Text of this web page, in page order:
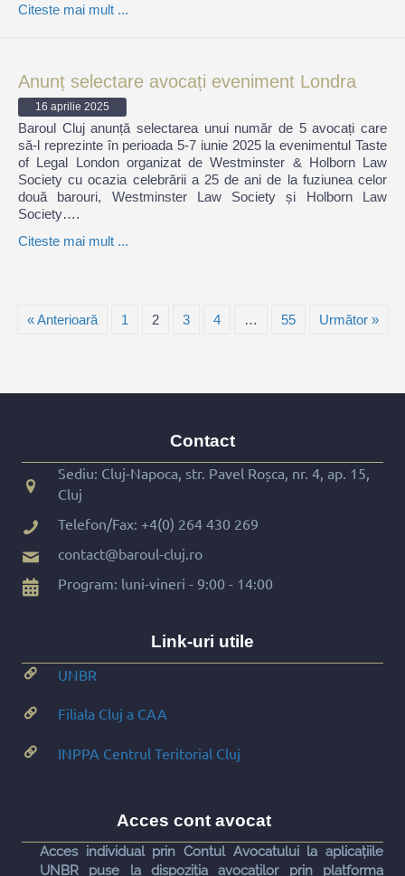
Citeste mai mult ...
Anunț selectare avocați eveniment Londra
16 aprilie 2025
Baroul Cluj anunță selectarea unui număr de 5 avocați care
să-l reprezinte în perioada 5-7 iunie 2025 la evenimentul Taste
of Legal London organizat de Westminster & Holborn Law
Society cu ocazia celebrării a 25 de ani de la fuziunea celor
două barouri, Westminster Law Society și Holborn Law
Society….
Citeste mai mult ...
« Anterioară 1 2 3 4 … 55 Următor »
Contact
Sediu: Cluj-Napoca, str. Pavel Roșca, nr. 4, ap. 15,
Cluj
Telefon/Fax: +4(0) 264 430 269
contact@baroul-cluj.ro
Program: luni-vineri - 9:00 - 14:00
Link-uri utile
UNBR
Filiala Cluj a CAA
INPPA Centrul Teritorial Cluj
Acces cont avocat
Acces individual prin Contul Avocatului la aplicațiile
UNBR puse la dispoziția avocaților prin platforma